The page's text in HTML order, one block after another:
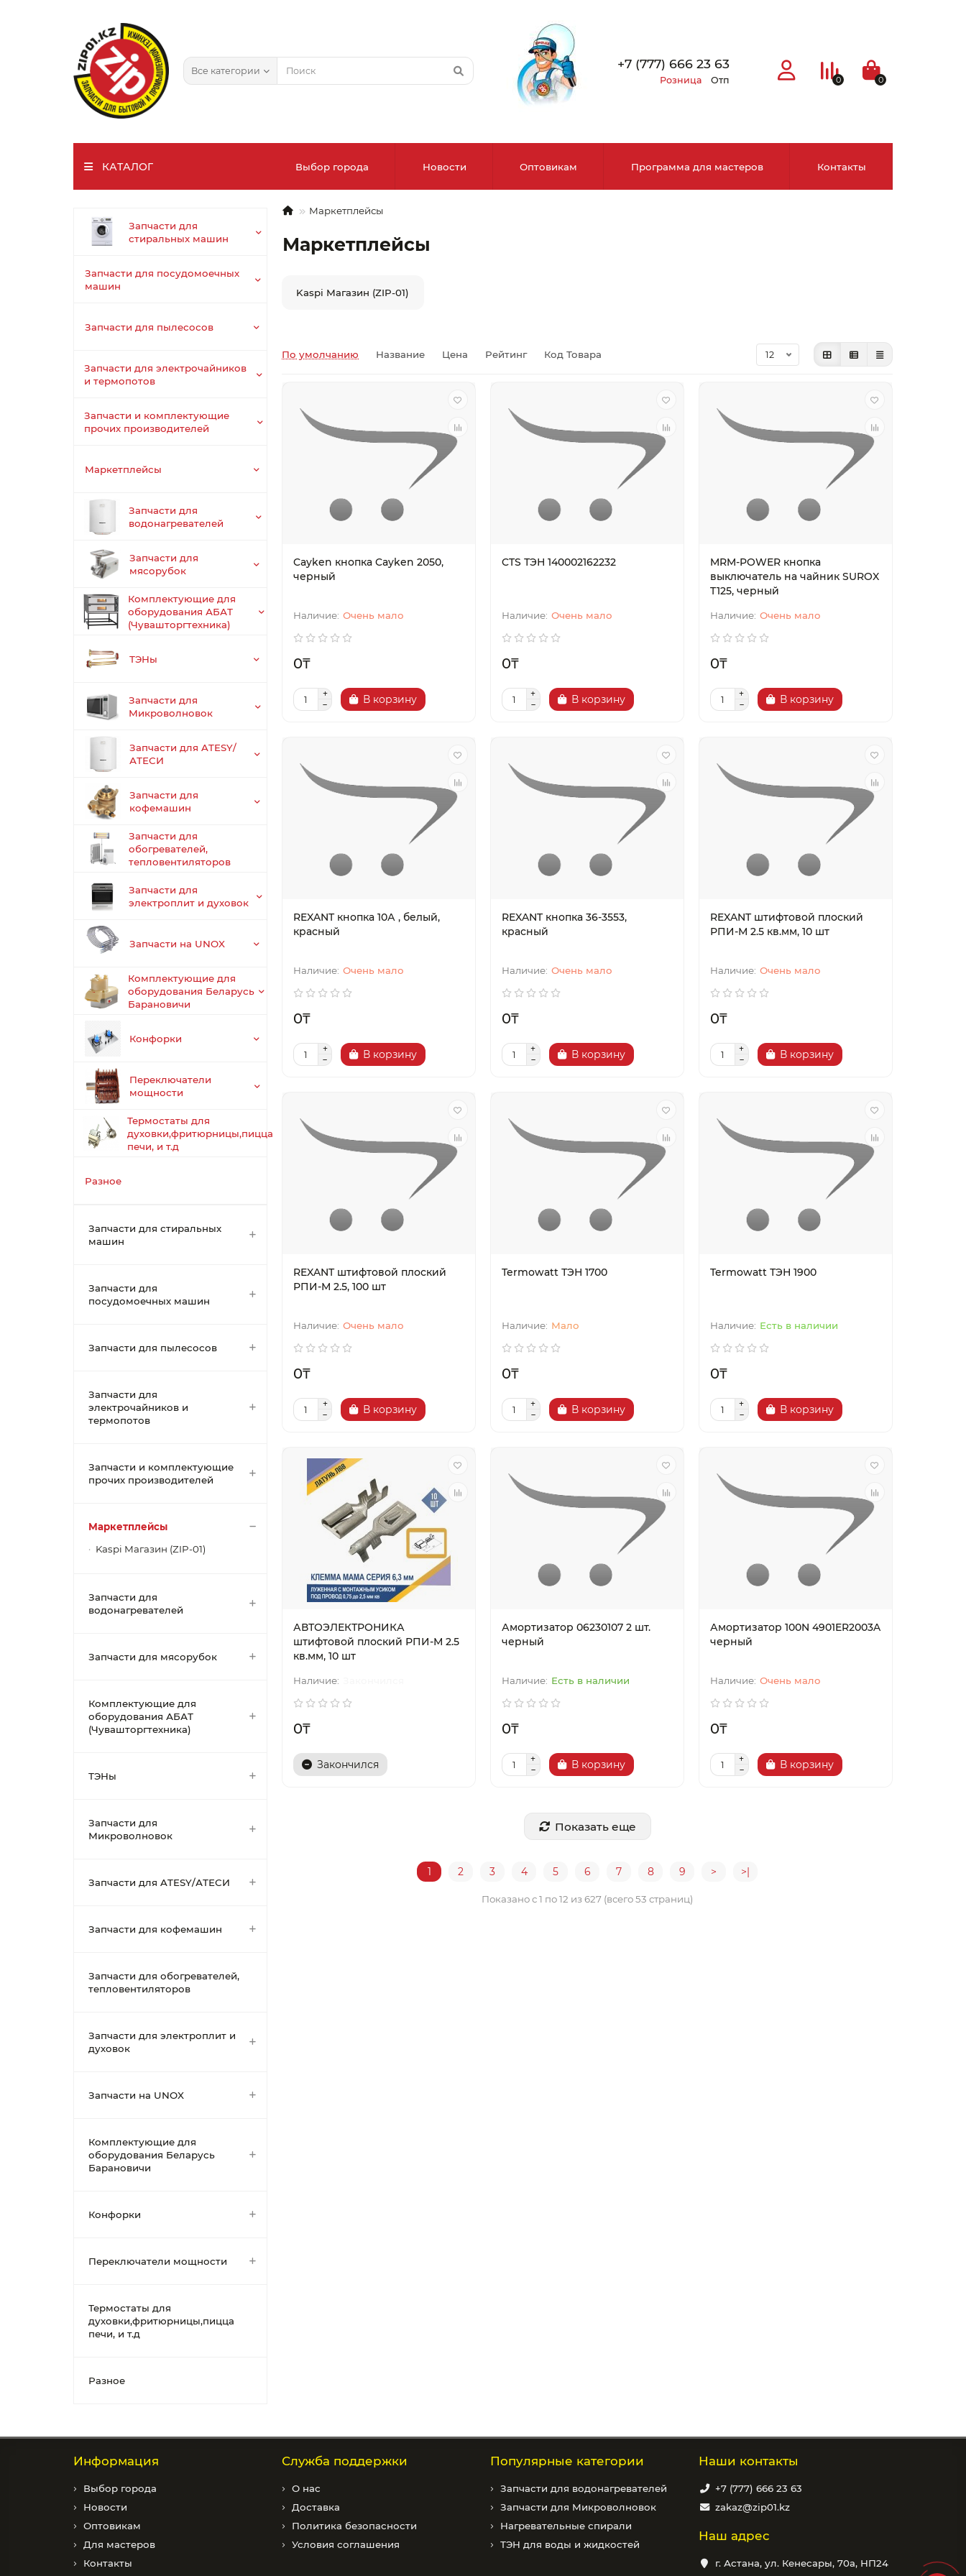
Все категории +7 (777) 666 23 63
Розница Отп 0 0
КАТАЛОГ
Запчасти для
стиральных машин
Запчасти для посудомоечных
машин
Запчасти для пылесосов
Запчасти для электрочайников
и термопотов
Запчасти и комплектующие
прочих производителей
Маркетплейсы
Запчасти для
водонагревателей
Запчасти для
мясорубок
Комплектующие для
оборудования АБАТ
(Чувашторгтехника)
ТЭНы
Запчасти для
Микроволновок
Запчасти для ATESY/
АТЕСИ
Запчасти для
кофемашин
Запчасти для
обогревателей,
тепловентиляторов
Запчасти для
электроплит и духовок
Запчасти на UNOX
Комплектующие для
оборудования Беларусь
Барановичи
Конфорки
Переключатели
мощности
Термостаты для
духовки,фритюрницы,пицца
печи, и т.д
Разное
Выбор города Новости Оптовикам Программа для мастеров Контакты
Маркетплейсы
Маркетплейсы
Запчасти для стиральных
машин
Запчасти для
посудомоечных машин
Запчасти для пылесосов
Запчасти для
электрочайников и
термопотов
Запчасти и комплектующие
прочих производителей
Маркетплейсы
Kaspi Магазин (ZIP-01)
Запчасти для
водонагревателей
Запчасти для мясорубок
Комплектующие для
оборудования АБАТ
(Чувашторгтехника)
ТЭНы
Запчасти для
Микроволновок
Запчасти для ATESY/АТЕСИ
Запчасти для кофемашин
Запчасти для обогревателей,
тепловентиляторов
Запчасти для электроплит и
духовок
Запчасти на UNOX
Комплектующие для
оборудования Беларусь
Барановичи
Конфорки
Переключатели мощности
Термостаты для
духовки,фритюрницы,пицца
печи, и т.д
Разное
Kaspi Магазин (ZIP-01)
По умолчанию Название Цена Рейтинг Код Товара
Cayken кнопка Cayken 2050,
черный
Очень мало
0₸
В корзину
CTS ТЭН 140002162232
Очень мало
0₸
В корзину
MRM-POWER кнопка
выключатель на чайник SUROX
T125, черный
Очень мало
0₸
В корзину
REXANT кнопка 10А , белый,
красный
Очень мало
0₸
В корзину
REXANT кнопка 36-3553,
красный
Очень мало
0₸
В корзину
REXANT штифтовой плоский
РПИ-М 2.5 кв.мм, 10 шт
Очень мало
0₸
В корзину
REXANT штифтовой плоский
РПИ-М 2.5, 100 шт
Очень мало
0₸
В корзину
Termowatt ТЭН 1700
Мало
0₸
В корзину
Termowatt ТЭН 1900
Есть в наличии
0₸
В корзину
АВТОЭЛЕКТРОНИКА
штифтовой плоский РПИ-М 2.5
кв.мм, 10 шт
0₸
Закончился
Амортизатор 06230107 2 шт.
черный
Есть в наличии
0₸
В корзину
Амортизатор 100N 4901ER2003A
черный
Очень мало
0₸
В корзину
Показать еще
1 2 3 4 5 6 7 8 9 > >|
Показано с 1 по 12 из 627 (всего 53 страниц)
Информация
Выбор города
Новости
Оптовикам
Для мастеров
Контакты
Служба поддержки
О нас
Доставка
Политика безопасности
Условия соглашения
Популярные категории
Запчасти для водонагревателей
Запчасти для Микроволновок
Нагревательные спирали
ТЭН для воды и жидкостей
Наши контакты
+7 (777) 666 23 63
zakaz@zip01.kz
Наш адрес
г. Астана, ул. Кенесары, 70а, НП24
Выбор города
Актобе